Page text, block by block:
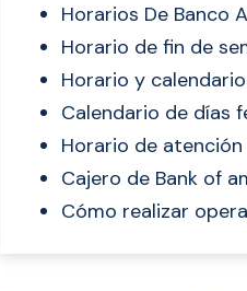
Horarios De Banco
Horario de fin de
Horario y
Calendario de días
Horario de
Cajero de Bank of
Cómo realizar